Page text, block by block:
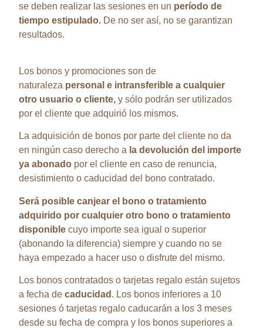
se deben realizar las sesiones en un período de
tiempo estipulado. De no ser así, no se garantizan
resultados.
Los bonos y promociones son de
naturaleza personal e intransferible a cualquier
otro usuario o cliente, y sólo podrán ser utilizados
por el cliente que adquirió los mismos.
La adquisición de bonos por parte del cliente no da
en ningún caso derecho a la devolución del importe
ya abonado por el cliente en caso de renuncia,
desistimiento o caducidad del bono contratado.
Será posible canjear el bono o tratamiento
adquirido por cualquier otro bono o tratamiento
disponible cuyo importe sea igual o superior
(abonando la diferencia) siempre y cuando no se
haya empezado a hacer uso o disfrute del mismo.
Los bonos contratados o tarjetas regalo están sujetos
a fecha decaducidad . Los bonos inferiores a 10
sesiones ó tarjetas regalo caducarán a los 3 meses
desde su fecha de compra y los bonos superiores a